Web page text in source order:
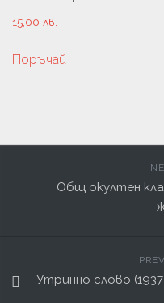
15,00 лв.
Поръчай
Общ окултен
Утринно слово